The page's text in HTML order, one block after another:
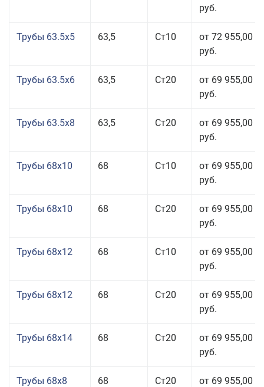
руб.
Трубы 63.5x5 63,5 Ст10
от 72 955,00
руб.
Трубы 63.5x6 63,5 Ст20
от 69 955,00
руб.
Трубы 63.5x8 63,5 Ст20
от 69 955,00
руб.
Трубы 68x10 68 Ст10
от 69 955,00
руб.
Трубы 68x10 68 Ст20
от 69 955,00
руб.
Трубы 68x12 68 Ст10
от 69 955,00
руб.
Трубы 68x12 68 Ст20
от 69 955,00
руб.
Трубы 68x14 68 Ст20
от 69 955,00
руб.
Трубы 68x8 68 Ст20
от 69 955,00